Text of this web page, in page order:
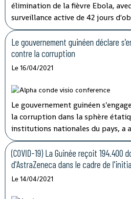
élimination de la fièvre Ebola,
surveillance active de 42 jours
double de la période d'incubation
mardi à la télévision nationale,
études au département
de sécurité sanitaire (ANSS).
Le gouvernement guinéen déclare
contre la corruption
Le 16/04/2021
Le gouvernement guinéen
la corruption dans la sphère
institutions nationales du pays, a
porte-parole, Aboubacar Sylla.
ordinaire du conseil des ministres
visioconférence, le président
''la cohérence et la
(COVID-19) La Guinée reçoit 194.400
d'AstraZeneca dans le cadre de
Le 14/04/2021